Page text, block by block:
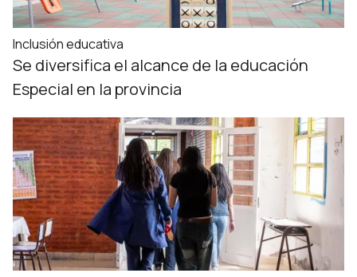
Inclusión educativa
Se diversifica el alcance de la educación
Especial en la provincia